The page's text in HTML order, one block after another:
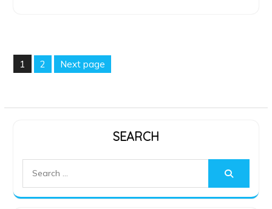
Posts
pagination
Page
1 Page
2 Next page
SEARCH